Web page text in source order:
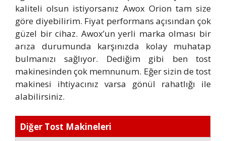
kaliteli olsun istiyorsanız Awox Orion tam size
göre diyebilirim. Fiyat performans açısından çok
güzel bir cihaz. Awox’un yerli marka olması bir
arıza durumunda karşınızda kolay muhatap
bulmanızı sağlıyor. Dediğim gibi ben tost
makinesinden çok memnunum. Eğer sizin de tost
makinesi ihtiyacınız varsa gönül rahatlığı ile
alabilirsiniz.
Diğer Tost Makineleri